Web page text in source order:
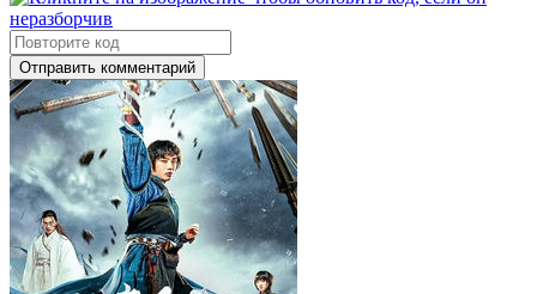
Отправить комментарий